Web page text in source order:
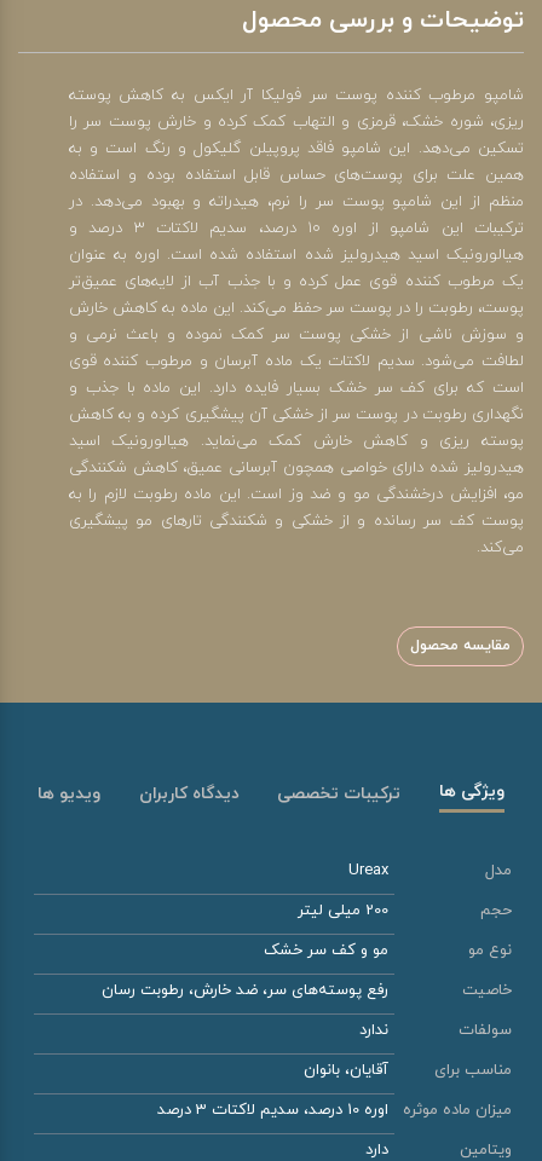
توضیحات و بررسی محصول
شامپو مرطوب کننده پوست سر فولیکا آر ایکس به کاهش پوسته
ریزی، شوره خشک، قرمزی و التهاب کمک کرده و خارش پوست سر را
تسکین می‌دهد. این شامپو فاقد پروپیلن گلیکول و رنگ است و به
همین علت برای پوست‌های حساس قابل استفاده بوده و استفاده
منظم از این شامپو پوست سر را نرم، هیدراته و بهبود می‌دهد. در
ترکیبات این شامپو از اوره 10 درصد، سدیم لاکتات 3 درصد و
هیالورونیک اسید هیدرولیز شده استفاده شده است. اوره به عنوان
یک مرطوب کننده قوی عمل کرده و با جذب آب از لایه‌های عمیق‌تر
پوست، رطوبت را در پوست سر حفظ می‌کند. این ماده به کاهش خارش
و سوزش ناشی از خشکی پوست سر کمک نموده و باعث نرمی و
لطافت می‌شود. سدیم لاکتات یک ماده آبرسان و مرطوب کننده قوی
است که برای کف سر خشک بسیار فایده دارد. این ماده با جذب و
نگهداری رطوبت در پوست سر از خشکی آن پیشگیری کرده و به کاهش
پوسته ریزی و کاهش خارش کمک می‌نماید. هیالورونیک اسید
هیدرولیز شده دارای خواصی همچون آبرسانی عمیق، کاهش شکنندگی
مو، افزایش درخشندگی مو و ضد وز است. این ماده رطوبت لازم را به
پوست کف سر رسانده و از خشکی و شکنندگی تارهای مو پیشگیری
می‌کند.
مقایسه محصول
ویژگی ها ترکیبات تخصصی دیدگاه کاربران ویدیو ها
مدل
Ureax
حجم
200 میلی لیتر
نوع مو
مو و کف سر خشک
خاصیت
رفع پوسته‌های سر، ضد خارش، رطوبت رسان
سولفات
ندارد
مناسب برای
آقایان، بانوان
میزان ماده موثره
اوره 10 درصد، سدیم لاکتات 3 درصد
ویتامین
دارد